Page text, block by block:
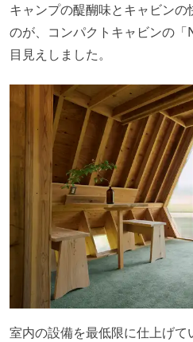
キャンプの醍醐味とキャビン
のが、コンパクトキャビンの
目見えしました。
室内の設備を最低限に仕上げて